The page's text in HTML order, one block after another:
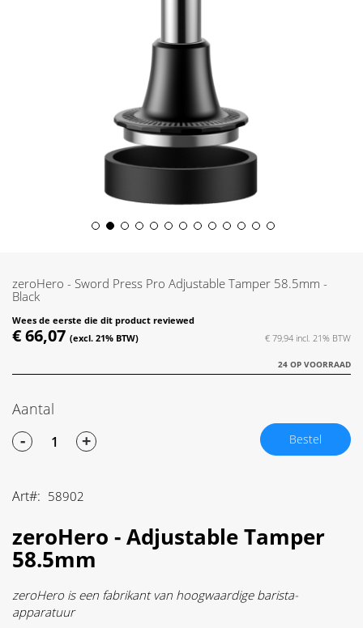
zeroHero - Sword Press Pro Adjustable Tamper 58.5mm -
Black
Wees de eerste die dit product reviewed
€ 66,07 € 79,94
24 OP VOORRAAD
Aantal
- + Bestel
Art 58902
zeroHero - Adjustable Tamper
58.5mm
zeroHero is een fabrikant van hoogwaardige barista-
apparatuur
beginning
the
images